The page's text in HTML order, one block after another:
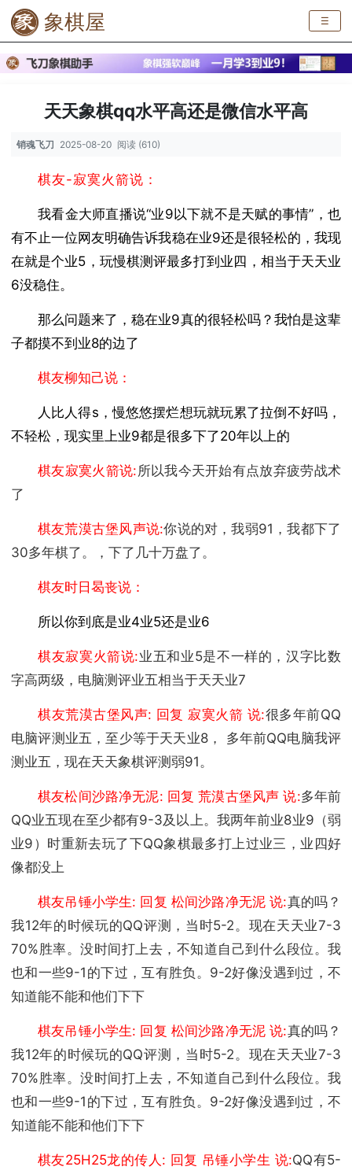
象棋屋 ☰
天天象棋qq水平高还是微信水平高
销魂飞刀 2025-08-20 阅读 (610)
棋友-寂寞火箭说：
我看金大师直播说“业9以下就不是天赋的事情”，也
有不止一位网友明确告诉我稳在业9还是很轻松的，我现
在就是个业5，玩慢棋测评最多打到业四，相当于天天业
6没稳住。
那么问题来了，稳在业9真的很轻松吗？我怕是这辈
子都摸不到业8的边了
棋友柳知己说：
人比人得s，慢悠悠摆烂想玩就玩累了拉倒不好吗，
不轻松，现实里上业9都是很多下了20年以上的
棋友寂寞火箭说: 所以我今天开始有点放弃疲劳战术
了
棋友荒漠古堡风声说:你说的对，我弱91，我都下了
30多年棋了。，下了几十万盘了。
棋友时日曷丧说：
所以你到底是业4业5还是业6
棋友寂寞火箭说:业五和业5是不一样的，汉字比数
字高两级，电脑测评业五相当于天天业7
棋友荒漠古堡风声: 回复 寂寞火箭 说:很多年前QQ
电脑评测业五，至少等于天天业8， 多年前QQ电脑我评
测业五，现在天天象棋评测弱91。
棋友松间沙路净无泥: 回复 荒漠古堡风声 说:多年前
QQ业五现在至少都有9-3及以上。我两年前业8业9（弱
业9）时重新去玩了下QQ象棋最多打上过业三，业四好
像都没上
棋友吊锤小学生: 回复 松间沙路净无泥 说:真的吗？
我12年的时候玩的QQ评测，当时5-2。现在天天业7-3
70%胜率。没时间打上去，不知道自己到什么段位。我
也和一些9-1的下过，互有胜负。9-2好像没遇到过，不
知道能不能和他们下下
棋友吊锤小学生: 回复 松间沙路净无泥 说:真的吗？
我12年的时候玩的QQ评测，当时5-2。现在天天业7-3
70%胜率。没时间打上去，不知道自己到什么段位。我
也和一些9-1的下过，互有胜负。9-2好像没遇到过，不
知道能不能和他们下下
棋友25H25龙的传人: 回复 吊锤小学生 说:QQ有5-